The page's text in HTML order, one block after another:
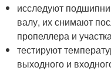
исследуют
валу, их снимают
пропеллера и
тестируют
выходного и